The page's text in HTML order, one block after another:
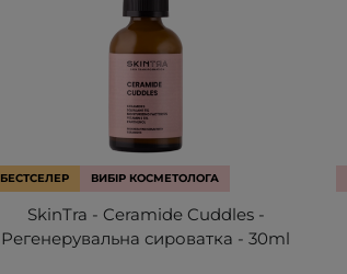
БЕСТСЕЛЕР ВИБІР КОСМЕТОЛОГА
SkinTra - Ceramide Cuddles -
Регенерувальна сироватка - 30ml